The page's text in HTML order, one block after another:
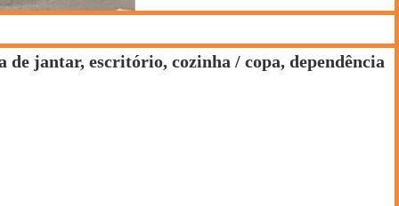
de jantar, escritório, cozinha / copa, dependência